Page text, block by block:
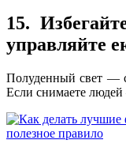
15.
управляйте
Полуденный свет —
Если снимаете людей